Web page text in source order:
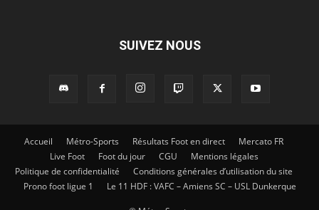
SUIVEZ NOUS
Accueil Métro-Sports Résultats Foot en direct
Mercato FR
Live Foot
Foot du jour CGU
Mentions légales
Politique de confidentialité
Conditions générales d’utilisation du site
Prono foot ligue 1
Le 11 HDF : VAFC – Amiens SC – USL Dunkerque